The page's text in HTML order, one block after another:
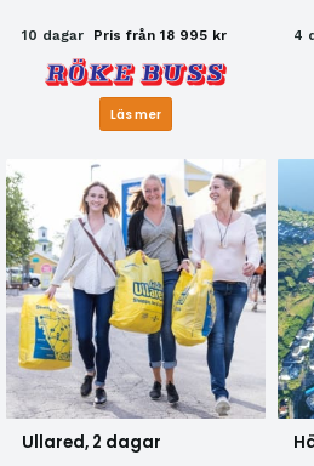
10 dagar Pris från 18 995 kr
Läs mer
4
Ullared, 2 dagar